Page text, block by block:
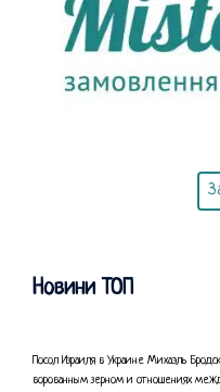
Новини ТОП
Посол Израиля в Украине Михаэль
ворованным зерном и отношениях